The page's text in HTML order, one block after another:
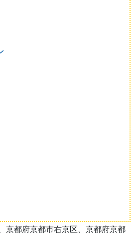
京都府京都市右京区、京都府京都